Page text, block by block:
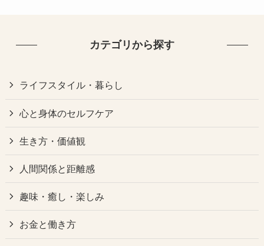
カテゴリから探す
ライフスタイル・暮らし
心と身体のセルフケア
生き方・価値観
人間関係と距離感
趣味・癒し・楽しみ
お金と働き方